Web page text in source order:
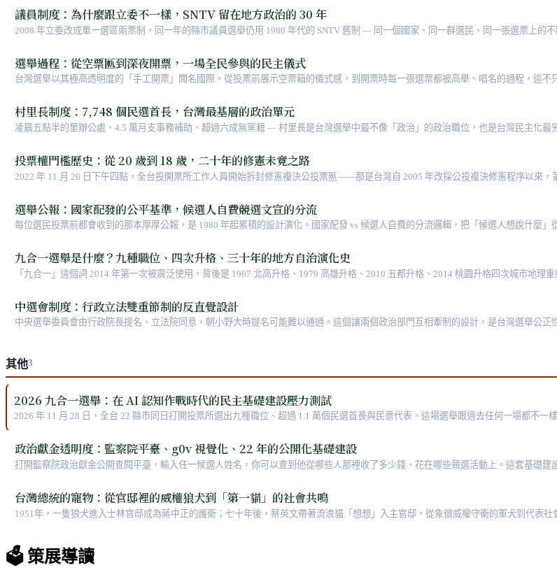
議員制度：為什麼跟立委不一樣，SNTV 留在地方政治的 30 年
2008 年立委改成單一選區兩票制，同一年的縣市議員選舉仍用 1980 年代的 SNTV 舊制 — 同一個國家、同一群選民、同一張選票上的
選舉過程：從空票匭到深夜開票，一場全民參與的民主儀式
台灣選舉以其極高透明度的「手工開票」聞名國際。從投票前展示空票箱的儀式感，到開票時每一張選票都被高舉、唱名的過程，這不
村里長制度：7,748 個民選首長，台灣最基層的政治單元
凌晨五點半的里辦公處、4.5 萬月支事務補助、超過六成無黨籍 — 村里長是台灣選舉中最不像「政治」的政治職位，也是台灣民主化最
投票權門檻歷史：從 20 歲到 18 歲，二十年的修憲未竟之路
2022 年 11 月 26 日下午四點，全台投開票所工作人員開始拆封修憲複決公投票匭——那是台灣自 2005 年改採公投複決修憲程序以來，
沒變的結構性原因。
選舉公報：國家配發的公平基準，候選人自費競選文宣的分流
每位選民投票前都會收到的那本厚厚公報，是 1980 年起累積的設計演化。國家配發 vs 候選人自費的分流邏輯，把「候選人想說什麼
九合一選舉是什麼？九種職位、四次升格、三十年的地方自治演化史
「九合一」這個詞 2014 年第一次被廣泛使用，背後是 1967 北高升格、1979 高雄升格、2010 五都升格、2014 桃園升格四次城市地理
化的累積結晶。
中選會制度：行政立法雙重節制的反直覺設計
中央選舉委員會由行政院長提名、立法院同意，朝小野大時提名可能難以通過。這個讓兩個政治部門互相牽制的設計，是台灣選舉公正
其他3
2026 九合一選舉：在 AI 認知作戰時代的民主基礎建設壓力測試
2026 年 11 月 28 日，全台 22 縣市同日打開投票所選出九種職位、超過 1.1 萬個民選首長與民意代表。這場選舉跟過去任何一場都不
政治獻金透明度：監察院平臺、g0v 視覺化、22 年的公開化基礎建設
打開監察院政治獻金公開查閱平臺，輸入任一候選人姓名，你可以查到他從哪些人那裡收了多少錢、花在哪些競選活動上。這套基礎
台灣總統的寵物：從官邸裡的威權狼犬到「第一貓」的社會共鳴
1951年，一隻狼犬進入士林官邸成為蔣中正的護衛；七十年後，蔡英文帶著流浪貓「想想」入主官邸。從象徵威權守衛的軍犬到代表
🗳️ 策展導讀